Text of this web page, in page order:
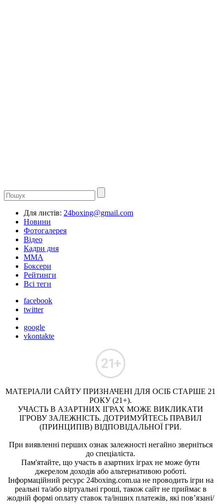
Для листів: 24boxing@gmail.com
Новини
Фотогалерея
Відео
Кадри дня
ММА
Боксери
Рейтинги
Всі теги
facebook
twitter
google
vkontakte
МАТЕРІАЛИ САЙТУ ПРИЗНАЧЕНІ ДЛЯ ОСІБ СТАРШЕ 21
РОКУ (21+).
УЧАСТЬ В АЗАРТНИХ ІГРАХ МОЖЕ ВИКЛИКАТИ
ІГРОВУ ЗАЛЕЖНІСТЬ. ДОТРИМУЙТЕСЬ ПРАВИЛ
(ПРИНЦИПІВ) ВІДПОВІДАЛЬНОЇ ГРИ.
При виявленні перших ознак залежності негайно зверніться
до спеціаліста.
Пам'ятайте, що участь в азартних іграх не може бути
джерелом доходів або альтернативою роботі.
Інформаційний ресурс 24boxing.com.ua не проводить ігри на
реальні та/або віртуальні гроші, також сайт не приймає в
жодній формі оплату ставок та/інших платежів, які пов’язані/